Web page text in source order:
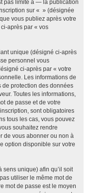
pas limité à — la publication
sur « » (désignée
vous publiez après votre
après par « vos
unique (désigné ci-après
personnel vous
ci-après par « votre
Les informations de
protection des données
Toutes les informations,
de passe et de votre
sont obligatoires
tous les cas, vous pouvez
souhaitez rendre
de vous abonner ou non à
option disponible sur votre
sens unique) afin qu’il soit
utiliser le même mot de
mot de passe est le moyen